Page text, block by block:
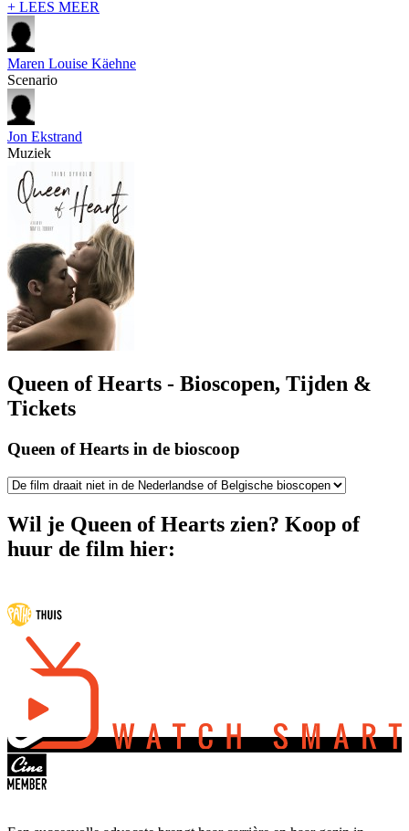
+ LEES MEER
Maren Louise Käehne
Scenario
Jon Ekstrand
Muziek
Queen of Hearts - Bioscopen, Tijden &
Tickets
Queen of Hearts in de bioscoop
Wil je Queen of Hearts zien? Koop of
huur de film hier: